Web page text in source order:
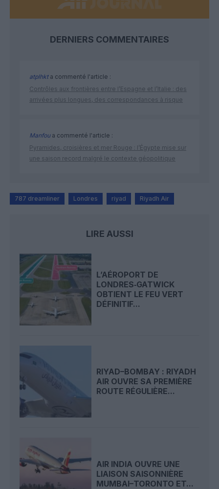
DERNIERS COMMENTAIRES
atplhkta commenté l'article :
Contrôles aux frontières entre l’Espagne et l’Italie : des
arrivées plus longues, des correspondances à risque
Manfoua commenté l'article :
Pyramides, croisières et mer Rouge : l’Égypte mise sur
une saison record malgré le contexte géopolitique
787 dreamliner Londres riyad Riyadh Air
LIRE AUSSI
L’AÉROPORT DE
LONDRES‑GATWICK
OBTIENT LE FEU VERT
DÉFINITIF...
RIYAD–BOMBAY : RIYADH
AIR OUVRE SA PREMIÈRE
ROUTE RÉGULIÈRE...
AIR INDIA OUVRE UNE
LIAISON SAISONNIÈRE
MUMBAI–TORONTO ET...